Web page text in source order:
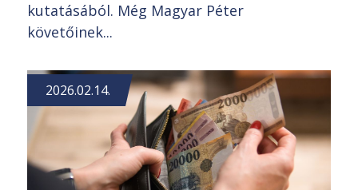
kutatásából. Még Magyar Péter
követőinek...
2026.02.14.